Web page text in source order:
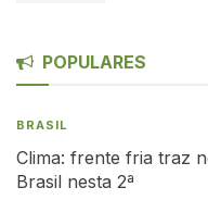
POPULARES
BRASIL
Clima: frente fria traz
Brasil nesta 2ª